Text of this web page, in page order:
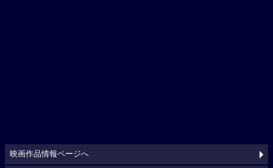
映画作品情報ページへ